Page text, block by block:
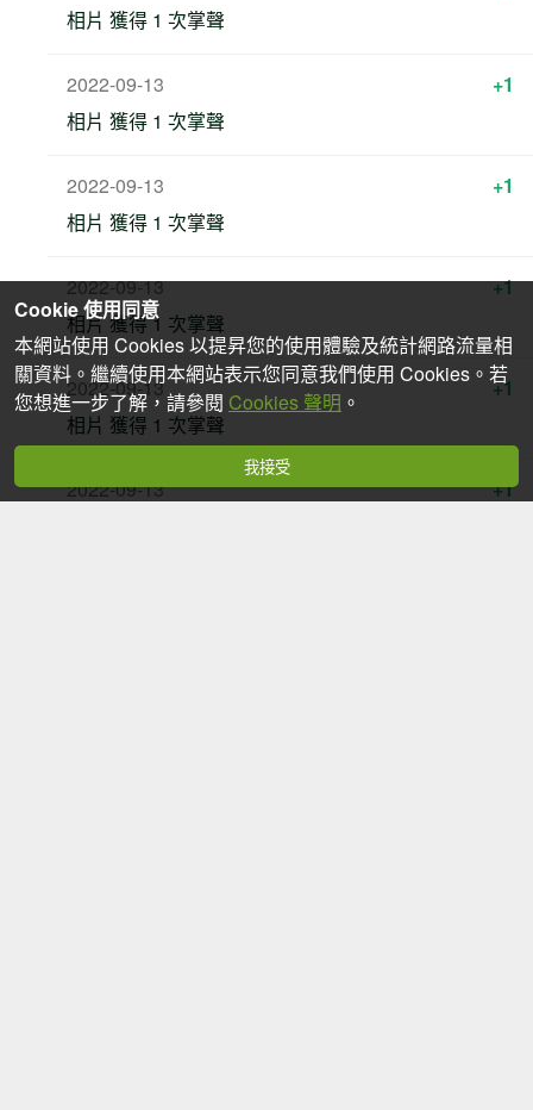
相片 獲得 1 次掌聲
2022-09-13
+1
相片 獲得 1 次掌聲
2022-09-13
+1
相片 獲得 1 次掌聲
2022-09-13
+1
相片 獲得 1 次掌聲
2022-09-13
+1
相片 獲得 1 次掌聲
2022-09-13
+1
Cookie 使用同意
本網站使用 Cookies 以提昇您的使用體驗及統計網路流量相
關資料。繼續使用本網站表示您同意我們使用 Cookies。若
您想進一步了解，請參閱 Cookies 聲明 。
我接受